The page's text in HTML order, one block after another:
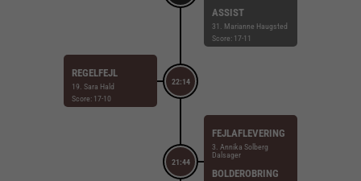
ASSIST
31. Marianne Haugsted
Score: 17-11
22:14
REGELFEJL
19. Sara Hald
Score: 17-10
21:44
FEJLAFLEVERING
3. Annika Solberg
Dalsager
BOLDEROBRING